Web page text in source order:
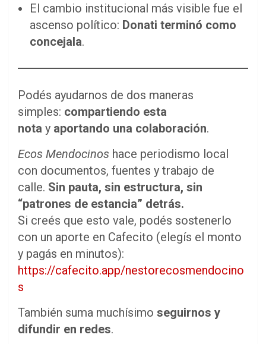
El cambio institucional más visible fue el
ascenso político: Donati terminó como
concejala.
Podés ayudarnos de dos maneras
simples: compartiendo esta
nota y aportando una colaboración.
Ecos Mendocinos hace periodismo local
con documentos, fuentes y trabajo de
calle. Sin pauta, sin estructura, sin
“patrones de estancia” detrás.
Si creés que esto vale, podés sostenerlo
con un aporte en Cafecito (elegís el monto
y pagás en minutos):
https://cafecito.app/nestorecosmendocino
s
También suma muchísimo seguirnos y
difundir en redes.